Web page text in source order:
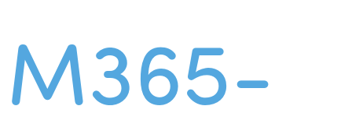
M365-